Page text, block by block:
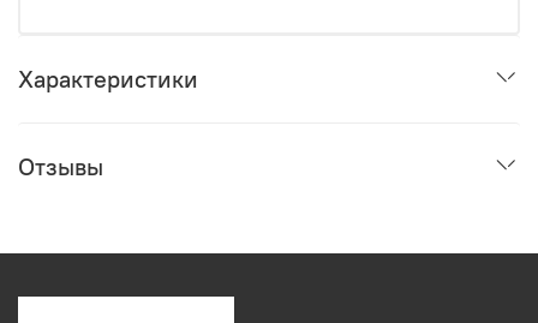
Характеристики
Отзывы